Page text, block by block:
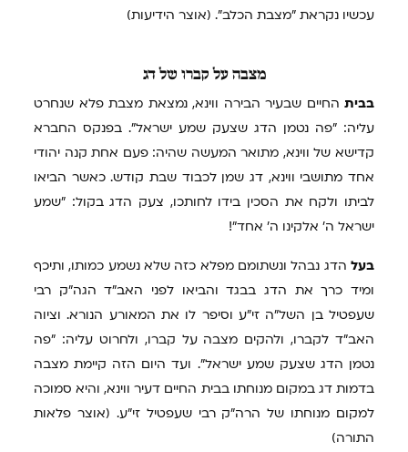
עכשיו נקראת "מצבת הכלב". (אוצר הידיעות)
מצבה על קברו של דג
בבית החיים שבעיר הבירה ווינא, נמצאת מצבת פלא שנחרט
עליה: "פה נטמן הדג שצעק שמע ישראל". בפנקס החברא
קדישא של ווינא, מתואר המעשה שהיה: פעם אחת קנה יהודי
אחד מתושבי ווינא, דג שמן לכבוד שבת קודש. כאשר הביאו
לביתו ולקח את הסכין בידו לחותכו, צעק הדג בקול: "שמע
ישראל ה' אלקינו ה' אחד"!
בעל הדג נבהל ונשתומם מפלא כזה שלא נשמע כמותו, ותיכף
ומיד כרך את הדג בבגד והביאו לפני האב"ד הגה"ק רבי
שעפטיל בן השל"ה זי"ע וסיפר לו את המאורע הנורא. וציוה
האב"ד לקברו, ולהקים מצבה על קברו, ולחרוט עליה: "פה
נטמן הדג שצעק שמע ישראל". ועד היום הזה קיימת מצבה
בדמות דג במקום מנוחתו בבית החיים דעיר ווינא, והיא סמוכה
למקום מנוחתו של הרה"ק רבי שעפטיל זי"ע. (אוצר פלאות
התורה)